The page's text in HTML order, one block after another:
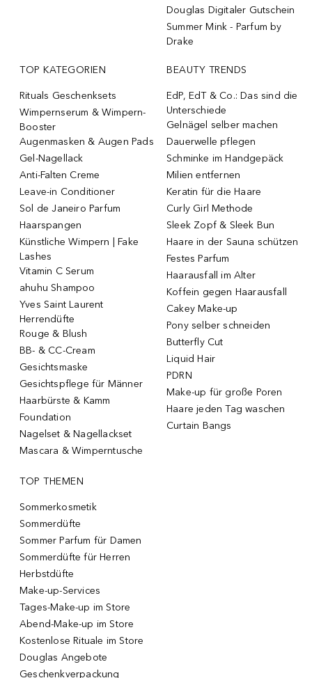
Douglas Digitaler Gutschein
Summer Mink - Parfum by
Drake
TOP KATEGORIEN
Rituals Geschenksets
Wimpernserum & Wimpern-
Booster
Augenmasken & Augen Pads
Gel-Nagellack
Anti-Falten Creme
Leave-in Conditioner
Sol de Janeiro Parfum
Haarspangen
Künstliche Wimpern | Fake
Lashes
Vitamin C Serum
ahuhu Shampoo
Yves Saint Laurent
Herrendüfte
Rouge & Blush
BB- & CC-Cream
Gesichtsmaske
Gesichtspflege für Männer
Haarbürste & Kamm
Foundation
Nagelset & Nagellackset
Mascara & Wimperntusche
BEAUTY TRENDS
EdP, EdT & Co.: Das sind die
Unterschiede
Gelnägel selber machen
Dauerwelle pflegen
Schminke im Handgepäck
Milien entfernen
Keratin für die Haare
Curly Girl Methode
Sleek Zopf & Sleek Bun
Haare in der Sauna schützen
Festes Parfum
Haarausfall im Alter
Koffein gegen Haarausfall
Cakey Make-up
Pony selber schneiden
Butterfly Cut
Liquid Hair
PDRN
Make-up für große Poren
Haare jeden Tag waschen
Curtain Bangs
TOP THEMEN
Sommerkosmetik
Sommerdüfte
Sommer Parfum für Damen
Sommerdüfte für Herren
Herbstdüfte
Make-up-Services
Tages-Make-up im Store
Abend-Make-up im Store
Kostenlose Rituale im Store
Douglas Angebote
Geschenkverpackung